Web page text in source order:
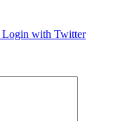
Login with Twitter